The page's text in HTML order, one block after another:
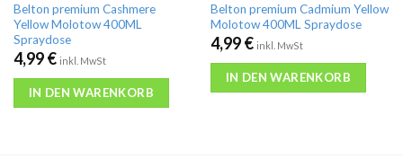
Belton premium Cashmere
Yellow Molotow 400ML
Spraydose
4,99€ inkl. MwSt
IN DEN WARENKORB
Belton premium Cadmium Yellow
Molotow 400ML Spraydose
4,99€ inkl. MwSt
IN DEN WARENKORB